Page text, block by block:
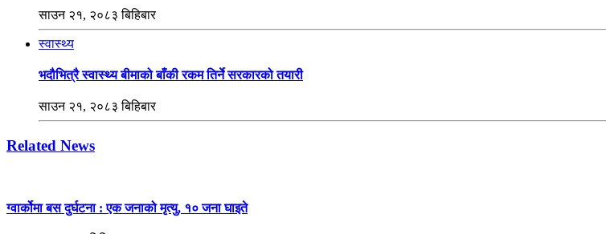
साउन २१, २०८३ बिहिबार
स्वास्थ्य
भदौभित्रै स्वास्थ्य बीमाको बाँकी रकम तिर्ने सरकारको तयारी
साउन २१, २०८३ बिहिबार
Related News
ग्वार्कोमा बस दुर्घटना : एक जनाको मृत्यु, १० जना घाइते